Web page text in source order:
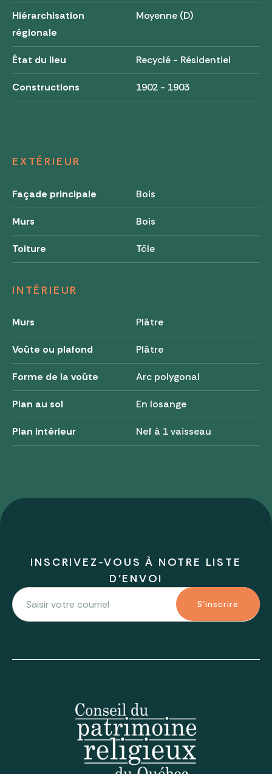
Hiérarchisation
régionale
Moyenne (D)
État du lieu Recyclé - Résidentiel
Constructions 1902 - 1903
EXTÉRIEUR
Façade principale Bois
Murs Bois
Toiture Tôle
INTÉRIEUR
Murs Plâtre
Voûte ou plafond Plâtre
Forme de la voûte Arc polygonal
Plan au sol En losange
Plan intérieur Nef à 1 vaisseau
INSCRIVEZ-VOUS À NOTRE LISTE
D'ENVOI
S'inscrire